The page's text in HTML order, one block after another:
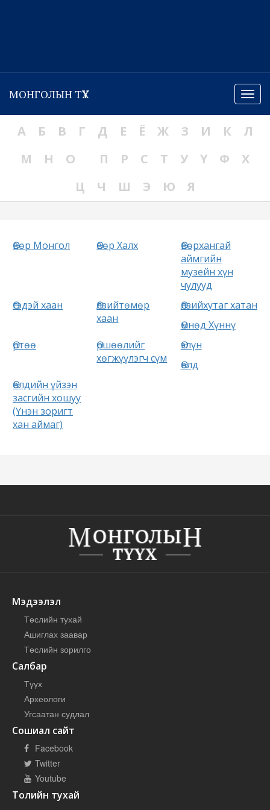
Menu
МОНГОЛЫН ТҮҮХ
А Б В Г Д Е Ё Ж З И К
Л
М
Н О П Р С Т У Ү Ф
Х
Ц
Ч Ш Э Ю Я
Өвөр Монгол Өвөр Халх
Өвөрхангай
аймгийн
музейн хүн
чулууд
Өгэдэй хаан
Өлзийтөмөр
хаан
Өлзийхутаг хатан
Өмнөд Хүннү
Өртөө
Өршөөлийг
хөгжүүлэгч сүм
Өэлүн
Өөлд
Өөлдийн үйзэн
засгийн хошуу
(Үнэн зоригт
хан аймаг)
Мэдээлэл
Төслийн тухай
Ашиглах заавар
Төслийн зорилго
Салбар
Түүх
Археологи
Угсаатан судлал
Сошиал сайт
Facebook
Twitter
Youtube
Толийн тухай